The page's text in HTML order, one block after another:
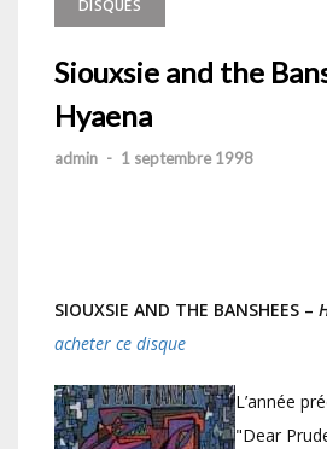
DISQUES
Siouxsie and the
Hyaena
admin - 1 septembre 1998
SIOUXSIE AND THE BANSHEES –
acheter ce disque
L’année
"Dear